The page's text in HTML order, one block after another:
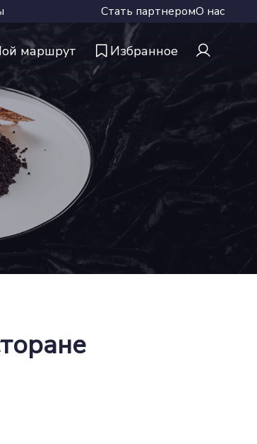
Стать партнеромО нас
маршрут Избранное